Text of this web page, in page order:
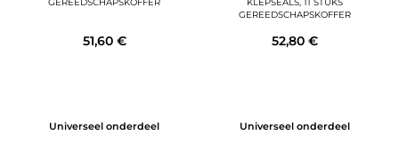
51,60 €
Universeel onderdeel
GEREEDSCHAPSKOFFER
52,80 €
Universeel onderdeel